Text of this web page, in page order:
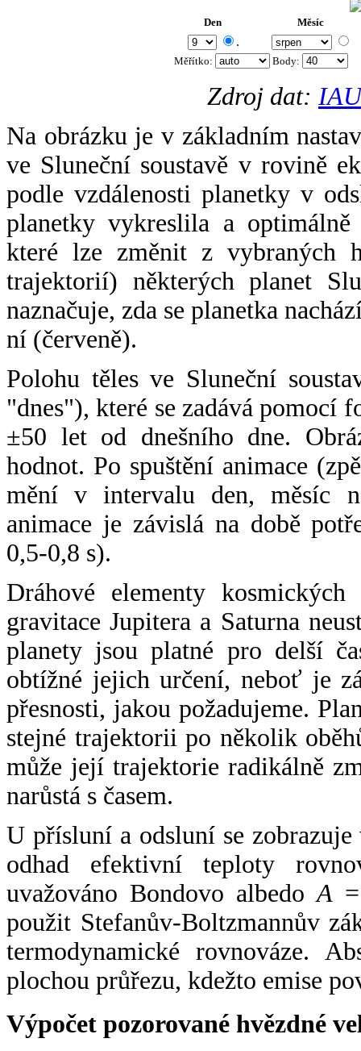
Den Měsíc
.
Měřítko: Body:
Zdroj dat:
Na obrázku je v základním
ve Sluneční soustavě v rovině
podle vzdálenosti planetky v
planetky vykreslila a
které lze změnit z vybraných
trajektorií) některých planet
naznačuje, zda se planetka
ní (červeně).
Polohu těles ve Sluneční
"dnes"), které se zadává pomocí
±50 let od dnešního dne.
hodnot. Po spuštění animace
mění v intervalu den, měsíc
animace je závislá na době
0,5-0,8 s).
Dráhové elementy
gravitace Jupitera a Saturna
planety jsou platné pro delší
obtížné jejich určení, neboť je
přesnosti, jakou požadujeme.
stejné trajektorii po několik
může její trajektorie radikálně
narůstá s časem.
U přísluní a odsluní se
odhad efektivní teploty
uvažováno Bondovo albedoA
použit Stefanův-Boltzmannův
termodynamické rovnováze.
plochou průřezu, kdežto emise
Výpočet pozorované hvězdné